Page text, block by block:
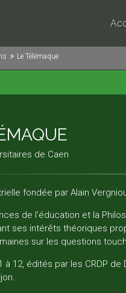
Le Télémaque
de Caen
fondée par Alain
de l'éducation et la
ses intérêts théoriques
sur les questions
à 12, édités par les CRDP